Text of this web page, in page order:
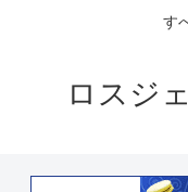
す
ロスジ